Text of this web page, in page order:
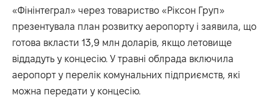
«Фінінтеграл» через товариство «Ріксон Груп»
презентувала план розвитку аеропорту і заявила, що
готова вкласти 13,9 млн доларів, якщо летовище
віддадуть у концесію. У травні облрада включила
аеропорт у перелік комунальних підприємств, які
можна передати у концесію.